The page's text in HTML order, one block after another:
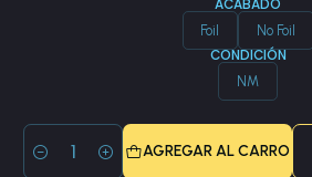
ACABADO
Foil No Foil
CONDICIÓN
NM
Cantidad
AGREGAR AL CARRO